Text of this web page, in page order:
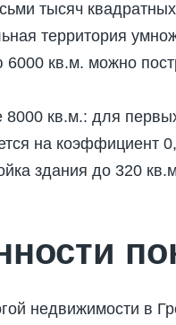
тысяч
территория
кв.м. можно
кв.м.: для
на коэффициент
здания до 320
недвижимости в